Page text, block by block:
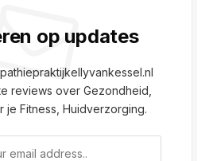
op updates
reviews over Gezondheid,
je Fitness, Huidverzorging.